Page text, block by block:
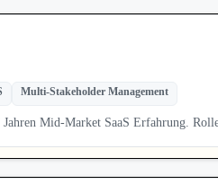
Multi-Stakeholder Management
Jahren Mid-Market SaaS Erfahrung.